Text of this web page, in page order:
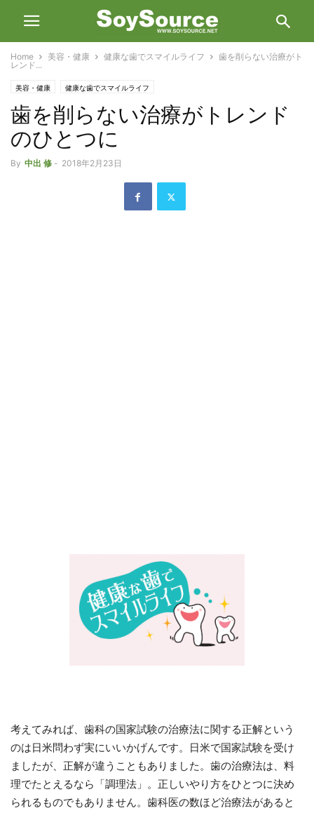
Home 美容・健康 健康な歯でスマイルライフ
歯を削らない治療がト
レンド...
美容・健康 健康な歯でスマイルライフ
歯を削らない治療がトレンド
のひとつに
By 中出 修 - 2018年2月23日
考えてみれば、歯科の国家試験の治療法に関する正解という
のは日米問わず実にいいかげんです。日米で国家試験を受け
ましたが、正解が違うこともありました。歯の治療法は、料
理でたとえるなら「調理法」。正しいやり方をひとつに決め
られるものでもありません。歯科医の数ほど治療法があると